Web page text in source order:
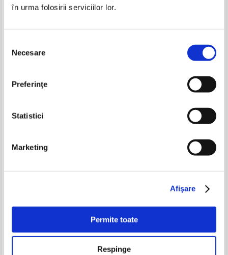
în urma folosirii serviciilor lor.
consimțământului
Necesare
Preferinţe
Statistici
Marketing
Afişare
Permite toate
Respinge
preuniversitar
Pret: Lei